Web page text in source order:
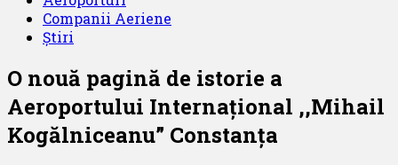
Companii Aeriene
Știri
O nouă pagină de istorie a
Aeroportului Internațional ,,Mihail
Kogălniceanu” Constanța